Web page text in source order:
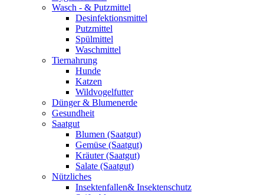
Wasch - & Putzmittel
Desinfektionsmittel
Putzmittel
Spülmittel
Waschmittel
Tiernahrung
Hunde
Katzen
Wildvogelfutter
Dünger & Blumenerde
Gesundheit
Saatgut
Blumen (Saatgut)
Gemüse (Saatgut)
Kräuter (Saatgut)
Salate (Saatgut)
Nützliches
Insektenfallen& Insektenschutz